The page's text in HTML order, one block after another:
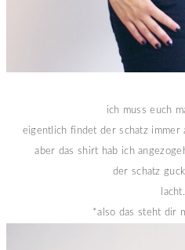
ich muss euch
eigentlich findet der schatz immer
aber das shirt hab ich
der schatz
*also das steht dir